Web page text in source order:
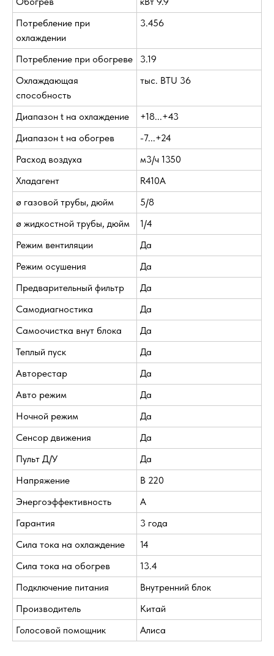
Потребление при
охлаждении
3.456
Потребление при обогреве
3.19
Охлаждающая
способность
тыс. BTU 36
Диапазон t на охлаждение
+18...+43
Диапазон t на обогрев
-7...+24
Расход воздуха
м3/ч 1350
Хладагент
R410A
ø газовой трубы, дюйм
5/8
ø жидкостной трубы, дюйм
1/4
Режим вентиляции
Да
Режим осушения
Да
Предварительный фильтр
Да
Самодиагностика
Да
Самоочистка внут блока
Да
Теплый пуск
Да
Авторестар
Да
Авто режим
Да
Ночной режим
Да
Сенсор движения
Да
Пульт Д/У
Да
Напряжение
В 220
Энергоэффективность
A
Гарантия
3 года
Сила тока на охлаждение
14
Сила тока на обогрев
13.4
Подключение питания
Внутренний блок
Производитель
Китай
Голосовой помощник
Алиса